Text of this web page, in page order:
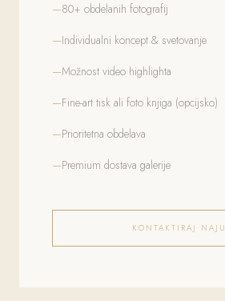
80+ obdelanih fotografij
Individualni koncept & svetovanje
Možnost video highlighta
Fine-art tisk ali foto knjiga (opcijsko)
Prioritetna obdelava
Premium dostava galerije
KONTAKTIRAJ NAJU